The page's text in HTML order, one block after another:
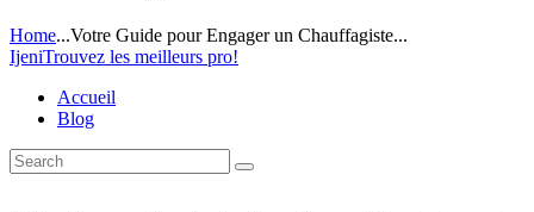
Home...Votre Guide pour Engager un Chauffagiste...
IjeniTrouvez les meilleurs pro!
Accueil
Blog